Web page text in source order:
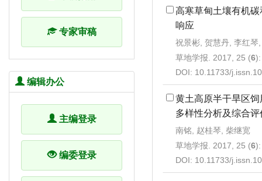
高寒草甸土壤有机
响应
祝景彬, 贺慧丹, 李红琴
草地学报. 2017, 25 (6
DOI: 10.11733/
黄土高原半干旱区
多样性分析及综合评
南铭, 赵桂琴, 柴继宽
草地学报. 2017, 25 (6
DOI: 10.11733/
专家审稿
编辑办公
主编登录
编委登录